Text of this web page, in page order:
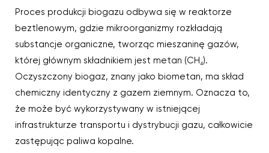
Proces produkcji biogazu odbywa się w reaktorze
beztlenowym, gdzie mikroorganizmy rozkładają
substancje organiczne, tworząc mieszaninę gazów,
której głównym składnikiem jest metan (CH₄).
Oczyszczony biogaz, znany jako biometan, ma skład
chemiczny identyczny z gazem ziemnym. Oznacza to,
że może być wykorzystywany w istniejącej
infrastrukturze transportu i dystrybucji gazu, całkowicie
zastępując paliwa kopalne.